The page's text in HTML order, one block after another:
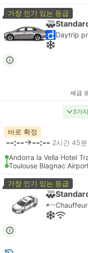
가장 인기 있는 등급
세금
3가
바로 확정
--:-- --:-- 2시간 45분
Andorra la Vella Hotel
Toulouse Blagnac
가장 인기 있는 등급